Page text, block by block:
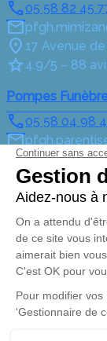
05 58 82 45
17 Avenue
4.9/5 – 88
Pompes
05 58 04 98
51 Avenue
Born
5/5 – 3 avis
Nos Services
Organiser des
Monuments
Services aux